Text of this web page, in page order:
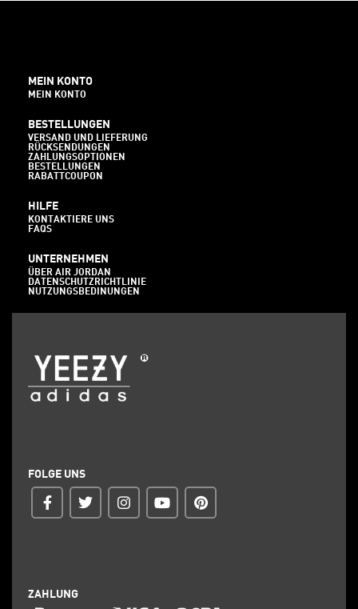
MEIN KONTO
MEIN KONTO
BESTELLUNGEN
VERSAND UND LIEFERUNG
RÜCKSENDUNGEN
ZAHLUNGSOPTIONEN
BESTELLUNGEN
RABATTCOUPON
HILFE
KONTAKTIERE UNS
FAQS
UNTERNEHMEN
ÜBER AIR JORDAN
DATENSCHUTZRICHTLINIE
NUTZUNGSBEDINUNGEN
FOLGE UNS
ZAHLUNG